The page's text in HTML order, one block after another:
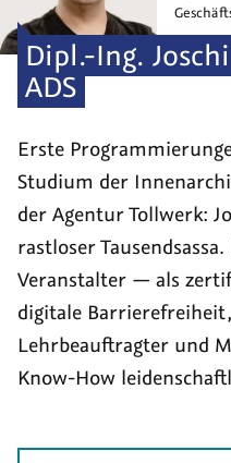
Dipl.-Ing. Joschi
ADS
Erste
Studium der
der Agentur Tollwerk:
rastloser
Veranstalter — als
digitale
Lehr­beauf­tragter und
Know-How